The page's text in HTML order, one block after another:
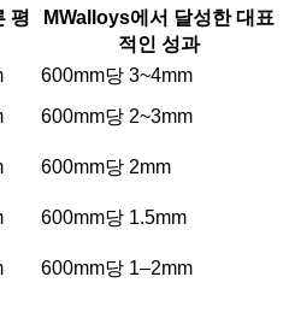
평
MWalloys에서 달성한 대표
적인 성과
600mm당 3~4mm
600mm당 2~3mm
600mm당 2mm
600mm당 1.5mm
600mm당 1–2mm